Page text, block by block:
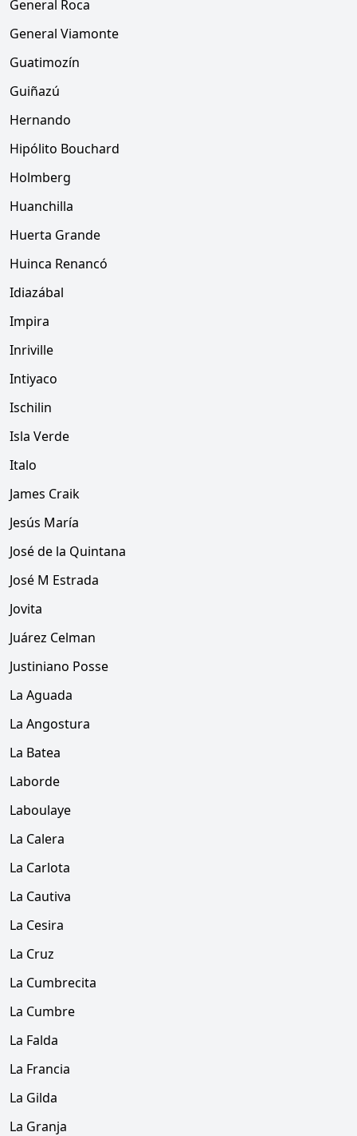
General Roca
General Viamonte
Guatimozín
Guiñazú
Hernando
Hipólito Bouchard
Holmberg
Huanchilla
Huerta Grande
Huinca Renancó
Idiazábal
Impira
Inriville
Intiyaco
Ischilin
Isla Verde
Italo
James Craik
Jesús María
José de la Quintana
José M Estrada
Jovita
Juárez Celman
Justiniano Posse
La Aguada
La Angostura
La Batea
Laborde
Laboulaye
La Calera
La Carlota
La Cautiva
La Cesira
La Cruz
La Cumbrecita
La Cumbre
La Falda
La Francia
La Gilda
La Granja